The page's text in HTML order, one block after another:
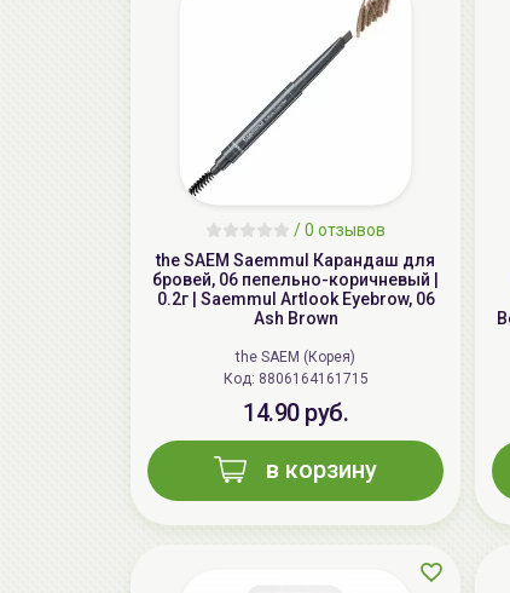
/0 отзывов
the SAEM Saemmul Карандаш для
бровей, 06 пепельнo-коричневый |
0.2г | Saemmul Artlook Eyebrow, 06
Ash Brown
the SAEM (Корея)
Код: 8806164161715
14.90 руб.
в корзину